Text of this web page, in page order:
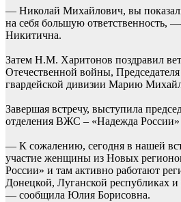
— Николай Михайлович, вы
на себя большую ответственность,
Никитична.
Затем Н.М. Харитонов поздравил
Отечественной войны, Председателя
гвардейской дивизии Марию
Завершая встречу, выступила
отделения ВЖС – «Надежда
— К сожалению, сегодня в нашей
участие женщины из Новых
России» и там активно работают
Донецкой, Луганской республиках
— сообщила Юлия Борисовна.